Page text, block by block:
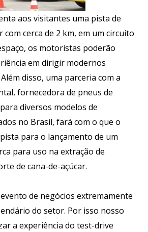
aos visitantes uma pista de
cerca de 2 km, em um circuito
os motoristas poderão
em dirigir modernos
disso, uma parceria com a
fornecedora de pneus de
diversos modelos de
no Brasil, fará com o que o
para o lançamento de um
para uso na extração de
de cana-de-açúcar.
de negócios extremamente
do setor. Por isso nosso
a experiência do test-drive